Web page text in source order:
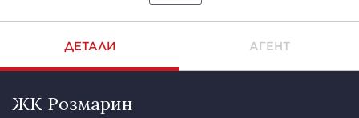
ДЕТАЛИ АГЕНТ
ЖК Розмарин